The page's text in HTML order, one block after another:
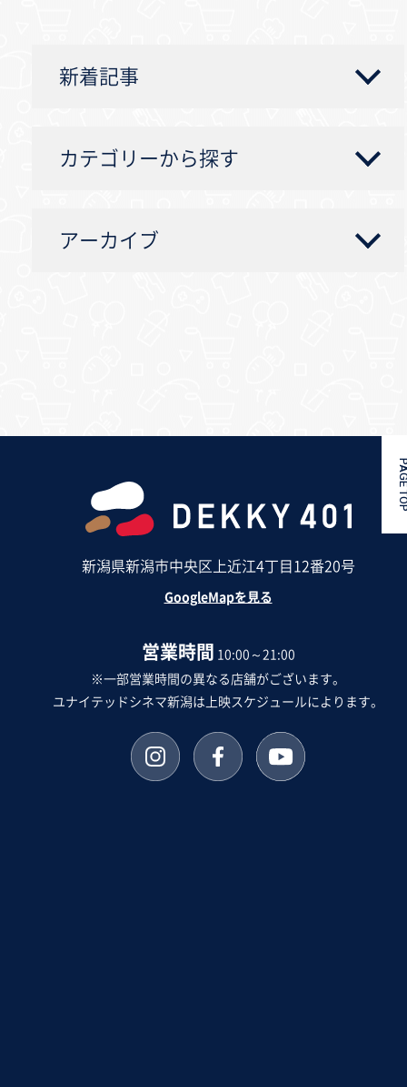
新着記事
カテゴリーから探す
アーカイブ
新潟県新潟市中央区上近江4丁目12番20号
GoogleMapを見る
営業時間 10:00～21:00
※一部営業時間の異なる店舗がございます。
ユナイテッドシネマ新潟は上映スケジュールによります。